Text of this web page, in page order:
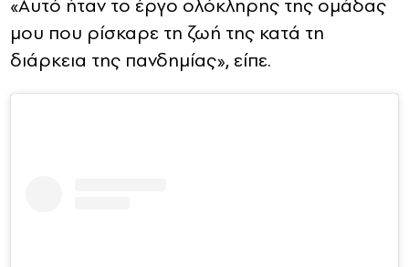
«Αυτό ήταν το έργο ολόκληρης της ομάδας
μου που ρίσκαρε τη ζωή της κατά τη
διάρκεια της πανδημίας», είπε.